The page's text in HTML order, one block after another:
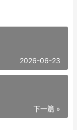
2026-06-23
下一篇 »